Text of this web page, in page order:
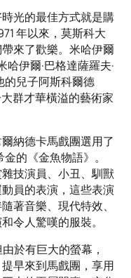
光的最佳方式就是購
年以來，莫斯科大
來了歡樂。米哈伊爾
哈伊爾·巴格達薩羅夫·
的兒子阿斯科爾德
群才華橫溢的藝術家
納德卡馬戲團選用了
的《金魚物語》。
技演員、小丑、馴獸
員的表演，這些表演
著音樂、現代特效、
令人驚嘆的服裝。
於有巨大的螢幕，
早來到馬戲團，享用